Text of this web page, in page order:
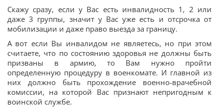
Скажу сразу, если у Вас есть инвалидность 1, 2 или
даже 3 группы, значит у Вас уже есть и отсрочка от
мобилизации и даже право выезда за границу.
А вот если Вы инвалидом не являетесь, но при этом
считаете, что по состоянию здоровья не должны быть
призваны в армию, то Вам нужно пройти
определенную процедуру в военкомате. И главной из
них должно быть прохождение военно-врачебной
комиссии, на которой Вас признают непригодным к
воинской службе.